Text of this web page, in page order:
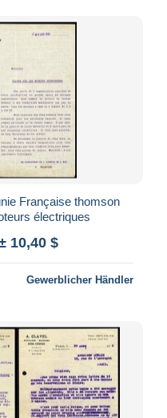
Française thomson
électriques
10,40 $
Gewerblicher Händler